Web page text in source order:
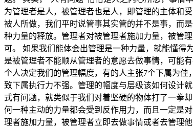
为管理者是人，被管理者也是人，即管理的主体和
被人所做，我们平时说管事其实管的并不是事，而
种力量的释放。管理者对被管理者施加力量，被管
可。 如果我们能体会出管理是一种力量，就能懂得
是被管理者不能顺从管理者的意愿去做事情，可能
个人决定我们的管理幅度，有的人主张7个下属为
致下属执行力不强。管理的幅度与层级该如何设计
式有问题，就类似于我们对着坚硬的物体打了一拳
何一种主动的力量都会受到反作用力，而且一定是
理者施加力量，被管理者立即去做事情或者去管理